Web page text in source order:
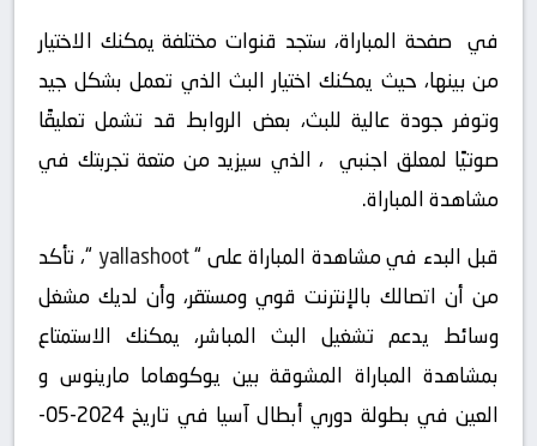
في صفحة المباراة، ستجد قنوات مختلفة يمكنك الاختيار
من بينها، حيث يمكنك اختيار البث الذي تعمل بشكل جيد
وتوفر جودة عالية للبث، بعض الروابط قد تشمل تعليقًا
صوتيًا لمعلق اجنبي ، الذي سيزيد من متعة تجربتك في
مشاهدة المباراة.
قبل البدء في مشاهدة المباراة على “yallashoot
“، تأكد
من أن اتصالك بالإنترنت قوي ومستقر، وأن لديك مشغل
وسائط يدعم تشغيل البث المباشر، يمكنك الاستمتاع
بمشاهدة المباراة المشوقة بين يوكوهاما مارينوس و
العين في بطولة دوري أبطال آسيا في تاريخ 2024-05-